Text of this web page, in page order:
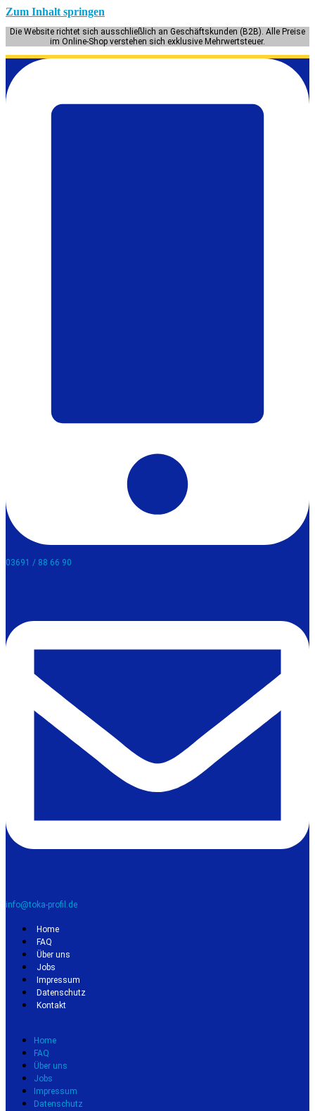
Zum Inhalt springen
Die Website richtet sich ausschließlich an Geschäftskunden (B2B). Alle Preise
im Online-Shop verstehen sich exklusive Mehrwertsteuer.
03691 / 88 66 90​
info@toka-profil.de
Home
FAQ
Über uns
Jobs
Impressum
Datenschutz
Kontakt
Home
FAQ
Über uns
Jobs
Impressum
Datenschutz